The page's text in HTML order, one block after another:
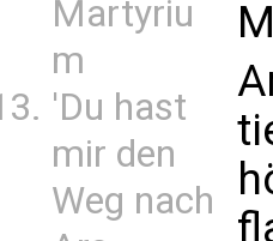
Martyriu
m
'Du hast
mir den
Weg nach